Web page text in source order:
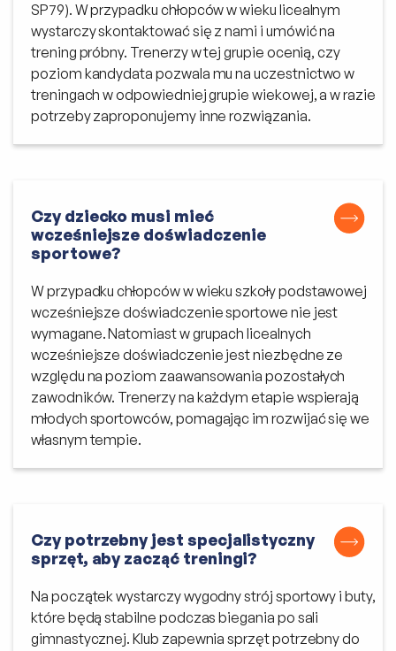
SP79). W przypadku chłopców w wieku licealnym
wystarczy skontaktować się z nami i umówić na
trening próbny. Trenerzy w tej grupie ocenią, czy
poziom kandydata pozwala mu na uczestnictwo w
treningach w odpowiedniej grupie wiekowej, a w razie
potrzeby zaproponujemy inne rozwiązania.
Czy dziecko musi mieć
wcześniejsze doświadczenie
sportowe?
W przypadku chłopców w wieku szkoły podstawowej
wcześniejsze doświadczenie sportowe nie jest
wymagane. Natomiast w grupach licealnych
wcześniejsze doświadczenie jest niezbędne ze
względu na poziom zaawansowania pozostałych
zawodników. Trenerzy na każdym etapie wspierają
młodych sportowców, pomagając im rozwijać się we
własnym tempie.
Czy potrzebny jest specjalistyczny
sprzęt, aby zacząć treningi?
Na początek wystarczy wygodny strój sportowy i buty,
które będą stabilne podczas biegania po sali
gimnastycznej. Klub zapewnia sprzęt potrzebny do